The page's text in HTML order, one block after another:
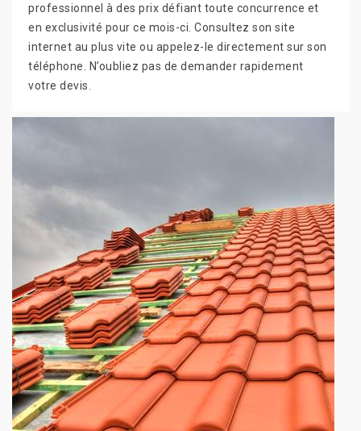
professionnel à des prix défiant toute concurrence et
en exclusivité pour ce mois-ci. Consultez son site
internet au plus vite ou appelez-le directement sur son
téléphone. N’oubliez pas de demander rapidement
votre devis.